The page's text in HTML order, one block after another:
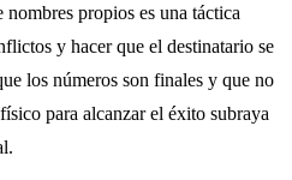
propios es una táctica
y hacer que el destinatario se
los números son finales y que no
para alcanzar el éxito subraya